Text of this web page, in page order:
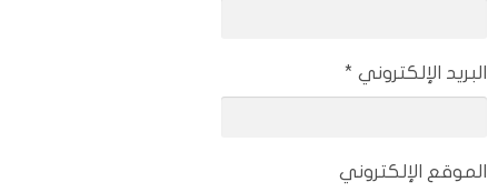
البريد الإلكتروني *
الموقع الإلكتروني